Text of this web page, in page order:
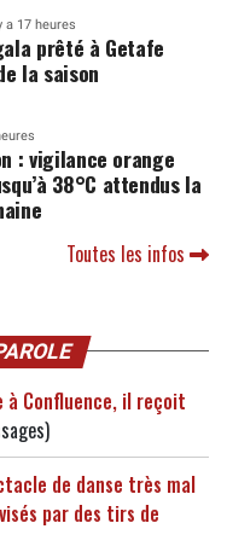
a 17 heures
prêté à Getafe
la saison
: vigilance orange
38°C attendus la
Toutes les infos
à Confluence, il reçoit
de danse très mal
par des tirs de